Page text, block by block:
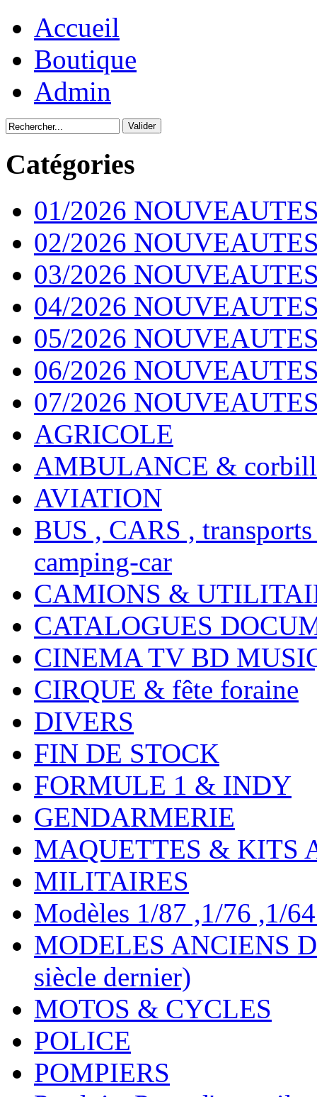
Accueil
Boutique
Admin
Catégories
01/2026
02/2026
03/2026
04/2026
05/2026
06/2026
07/2026
AGRICOLE
AMBULANCE &
AVIATION
BUS , CARS ,
camping-car
CAMIONS &
CATALOGUES
CINEMA TV BD
CIRQUE & fête foraine
DIVERS
FIN DE STOCK
FORMULE 1 & INDY
GENDARMERIE
MAQUETTES & KITS
MILITAIRES
Modèles 1/87 ,1/76 ,1/
MODELES ANCIENS
siècle dernier)
MOTOS & CYCLES
POLICE
POMPIERS